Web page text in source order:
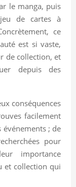
le manga, puis
de cartes à
ce
est si vaste,
de collection, et
depuis des
conséquences
facilement
événements ; de
pour
importance
et collection qui